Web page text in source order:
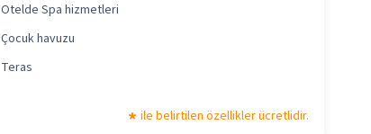
Otelde Spa hizmetleri
Çocuk havuzu
Teras
ile belirtilen özellikler ücretlidir.